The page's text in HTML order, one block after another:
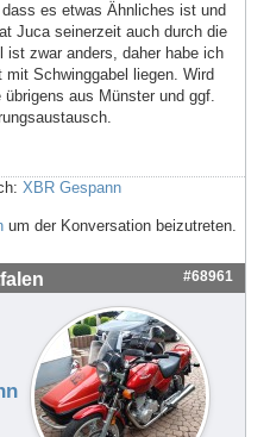
es etwas Ähnliches ist und
Juca seinerzeit auch durch die
ist zwar anders, daher habe ich
Schwinggabel liegen. Wird
aus Münster und ggf.
XBR Gespann
um der Konversation beizutreten.
#68961